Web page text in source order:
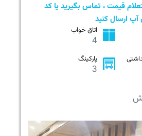
قیمت ، تماس بگیرید یا کد
ارسال کنید
اتاق خواب
4
پارکینگ
3